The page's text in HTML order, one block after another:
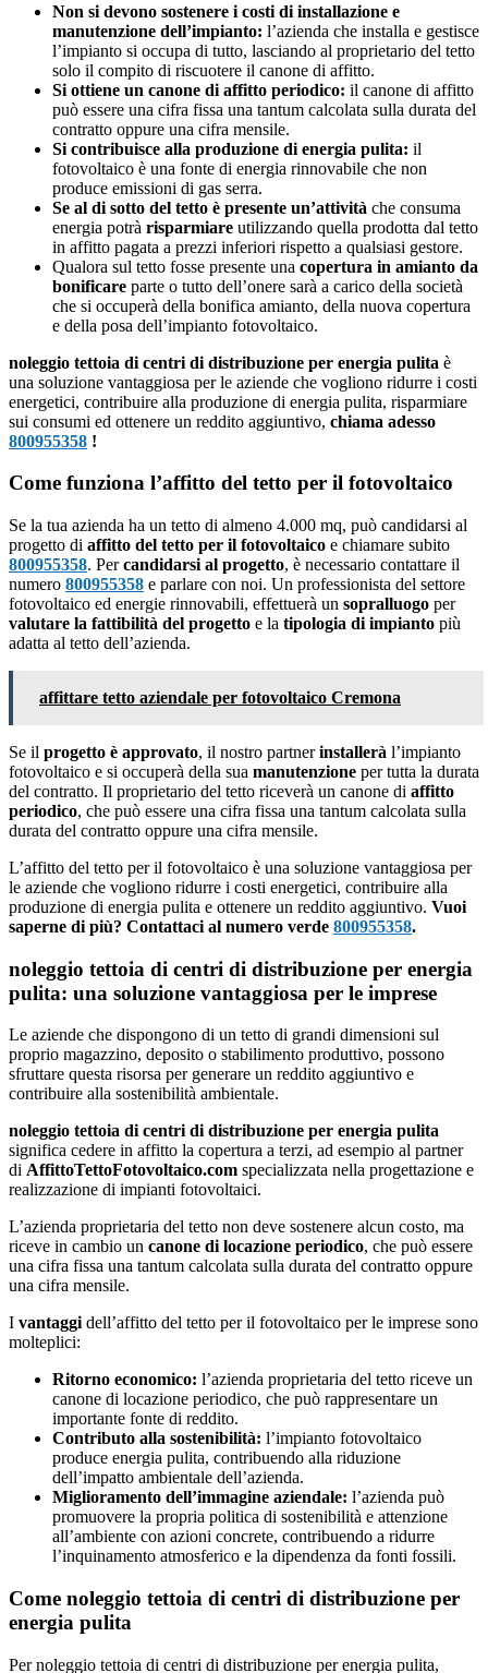
Non si devono sostenere i costi di installazione e
manutenzione dell’impianto: l’azienda che installa e gestisce
l’impianto si occupa di tutto, lasciando al proprietario del tetto
solo il compito di riscuotere il canone di affitto.
Si ottiene un canone di affitto periodico: il canone di affitto
può essere una cifra fissa una tantum calcolata sulla durata del
contratto oppure una cifra mensile.
Si contribuisce alla produzione di energia pulita: il
fotovoltaico è una fonte di energia rinnovabile che non
produce emissioni di gas serra.
Se al di sotto del tetto è presente un’attività che consuma
energia potrà risparmiare utilizzando quella prodotta dal tetto
in affitto pagata a prezzi inferiori rispetto a qualsiasi gestore.
Qualora sul tetto fosse presente una copertura in amianto da
bonificare parte o tutto dell’onere sarà a carico della società
che si occuperà della bonifica amianto, della nuova copertura
e della posa dell’impianto fotovoltaico.
noleggio tettoia di centri di distribuzione per energia pulita è
una soluzione vantaggiosa per le aziende che vogliono ridurre i costi
energetici, contribuire alla produzione di energia pulita, risparmiare
sui consumi ed ottenere un reddito aggiuntivo, chiama adesso
800955358 !
Come funziona l’affitto del tetto per il fotovoltaico
Se la tua azienda ha un tetto di almeno 4.000 mq, può candidarsi al
progetto di affitto del tetto per il fotovoltaico e chiamare subito
800955358. Percandidarsi al progetto, è necessario contattare il
numero 800955358 e parlare con noi. Un professionista del settore
fotovoltaico ed energie rinnovabili, effettuerà un sopralluogo per
valutare la fattibilità del progetto e la tipologia di impianto più
adatta al tetto dell’azienda.
affittare tetto aziendale per fotovoltaico Cremona
Se il progetto è approvato, il nostro partnerinstallerà l’impianto
fotovoltaico e si occuperà della sua manutenzione per tutta la durata
del contratto. Il proprietario del tetto riceverà un canone di affitto
periodico, che può essere una cifra fissa una tantum calcolata sulla
durata del contratto oppure una cifra mensile.
L’affitto del tetto per il fotovoltaico è una soluzione vantaggiosa per
le aziende che vogliono ridurre i costi energetici, contribuire alla
produzione di energia pulita e ottenere un reddito aggiuntivo. Vuoi
saperne di più? Contattaci al numero verde 800955358.
noleggio tettoia di centri di distribuzione per energia
pulita: una soluzione vantaggiosa per le imprese
Le aziende che dispongono di un tetto di grandi dimensioni sul
proprio magazzino, deposito o stabilimento produttivo, possono
sfruttare questa risorsa per generare un reddito aggiuntivo e
contribuire alla sostenibilità ambientale.
noleggio tettoia di centri di distribuzione per energia pulita
significa cedere in affitto la copertura a terzi, ad esempio al partner
di AffittoTettoFotovoltaico.com specializzata nella progettazione e
realizzazione di impianti fotovoltaici.
L’azienda proprietaria del tetto non deve sostenere alcun costo, ma
riceve in cambio un canone di locazione periodico, che può essere
una cifra fissa una tantum calcolata sulla durata del contratto oppure
una cifra mensile.
I vantaggi dell’affitto del tetto per il fotovoltaico per le imprese sono
molteplici:
Ritorno economico: l’azienda proprietaria del tetto riceve un
canone di locazione periodico, che può rappresentare un
importante fonte di reddito.
Contributo alla sostenibilità: l’impianto fotovoltaico
produce energia pulita, contribuendo alla riduzione
dell’impatto ambientale dell’azienda.
Miglioramento dell’immagine aziendale: l’azienda può
promuovere la propria politica di sostenibilità e attenzione
all’ambiente con azioni concrete, contribuendo a ridurre
l’inquinamento atmosferico e la dipendenza da fonti fossili.
Come noleggio tettoia di centri di distribuzione per
energia pulita
Per noleggio tettoia di centri di distribuzione per energia pulita,